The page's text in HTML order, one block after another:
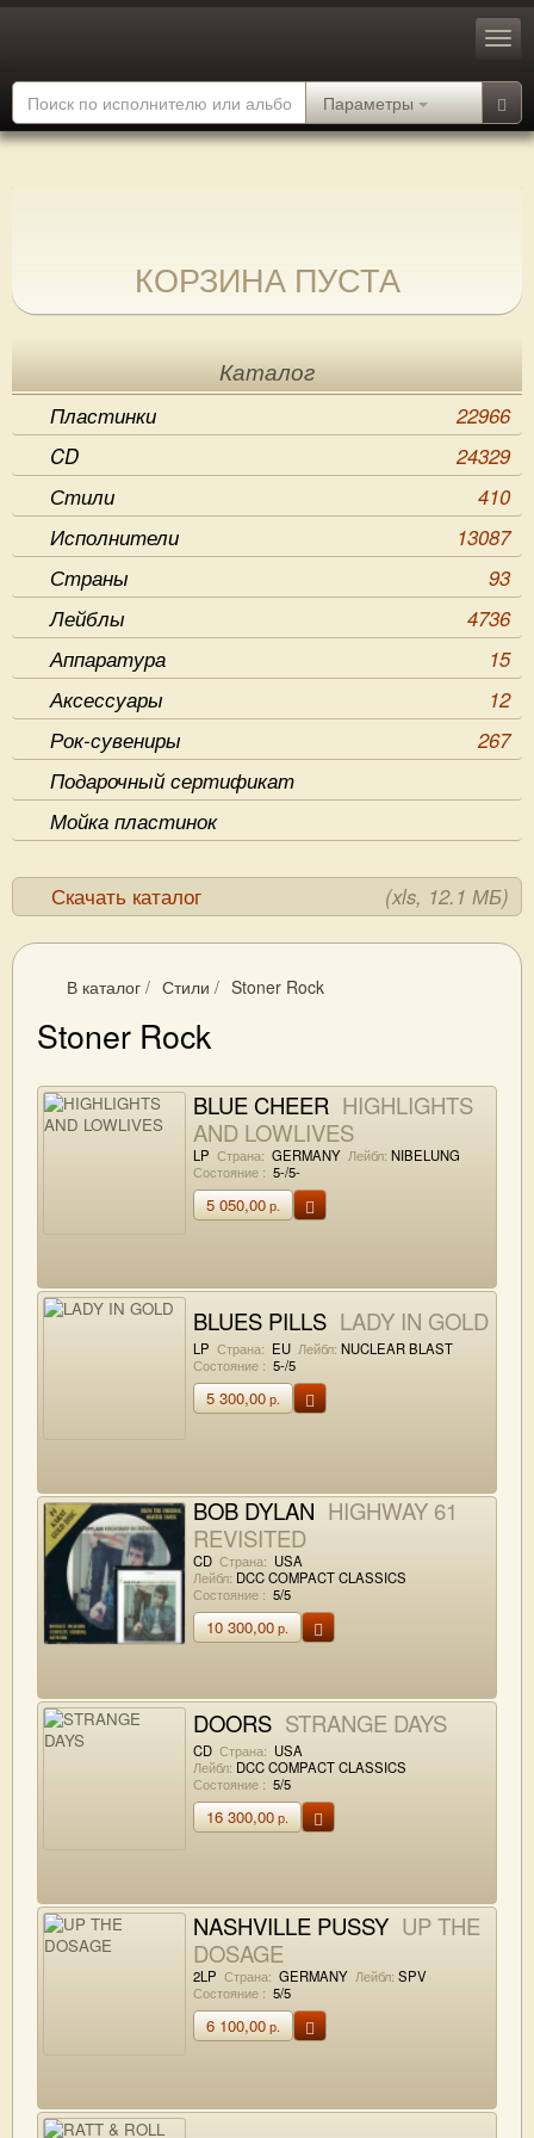
Параметры
КОРЗИНА ПУСТА
Каталог
Пластинки
22966
CD
24329
Стили
410
Исполнители
13087
Страны
93
Лейблы
4736
Аппаратура
15
Аксессуары
12
Рок-сувениры
267
Подарочный сертификат
Мойка пластинок
Скачать каталог (xls, 12.1 МБ)
В каталог / Стили / Stoner Rock
Stoner Rock
BLUE CHEER HIGHLIGHTS
AND LOWLIVES
LP Страна: GERMANY Лейбл: NIBELUNG
Состояние : 5-/5-
5 050,00р.
BLUES PILLS LADY IN GOLD
LP Страна: EU Лейбл: NUCLEAR BLAST
Состояние : 5-/5
5 300,00р.
BOB DYLAN HIGHWAY 61
REVISITED
CD Страна: USA
Лейбл: DCC COMPACT CLASSICS
Состояние : 5/5
10 300,00р.
DOORS STRANGE DAYS
CD Страна: USA
Лейбл: DCC COMPACT CLASSICS
Состояние : 5/5
16 300,00р.
NASHVILLE PUSSY UP THE
DOSAGE
2LP Страна: GERMANY Лейбл: SPV
Состояние : 5/5
6 100,00р.